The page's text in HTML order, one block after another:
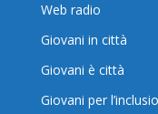
Web radio
Giovani in città
Giovani è città
Giovani per